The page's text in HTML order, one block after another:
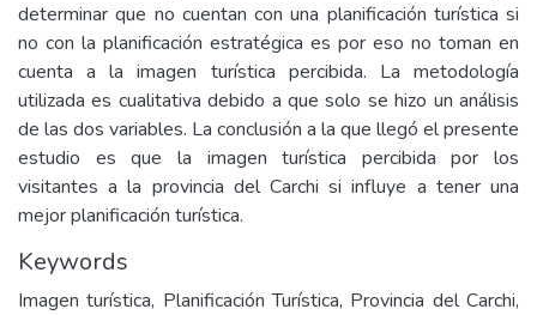
determinar que no cuentan con una planificación turística si
no con la planificación estratégica es por eso no toman en
cuenta a la imagen turística percibida. La metodología
utilizada es cualitativa debido a que solo se hizo un análisis
de las dos variables. La conclusión a la que llegó el presente
estudio es que la imagen turística percibida por los
visitantes a la provincia del Carchi si influye a tener una
mejor planificación turística.
Keywords
Imagen turística, Planificación Turística, Provincia del Carchi,